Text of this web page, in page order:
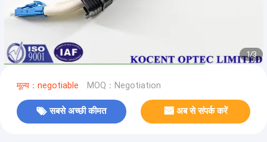
1/3
मूल्य：negotiable MOQ：Negotiation
सबसे अच्छी कीमत अब से संपर्क करें